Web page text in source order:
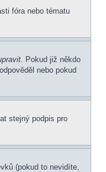
fóra nebo tématu
. Pokud již někdo
nebo pokud
stejný podpis pro
(pokud to nevidíte,